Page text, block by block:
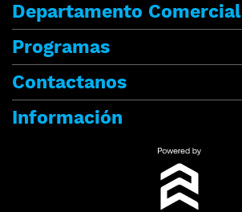
Departamento Comercial
Programas
Contactanos
Información